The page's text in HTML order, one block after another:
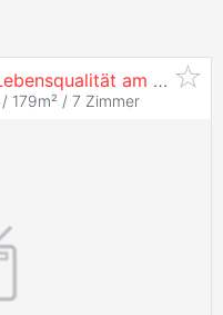
Sunshine Emmersdorf - Pure Lebensqualität am Sonnenhang!
/ 179m² / 7 Zimmer